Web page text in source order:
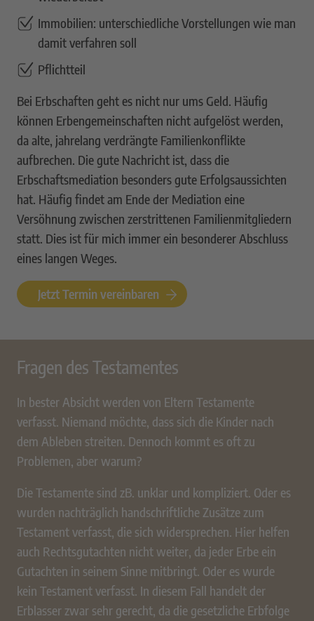
Immobilien: unterschiedliche Vorstellungen wie man
damit verfahren soll
Pflichtteil
Bei Erbschaften geht es nicht nur ums Geld. Häufig
können Erbengemeinschaften nicht aufgelöst werden,
da alte, jahrelang verdrängte Familienkonflikte
aufbrechen. Die gute Nachricht ist, dass die
Erbschaftsmediation besonders gute Erfolgsaussichten
hat. Häufig findet am Ende der Mediation eine
Versöhnung zwischen zerstrittenen Familienmitgliedern
statt. Dies ist für mich immer ein besonderer Abschluss
eines langen Weges.
Jetzt Termin vereinbaren
Fragen des Testamentes
In bester Absicht werden von Eltern Testamente
verfasst. Niemand möchte, dass sich die Kinder nach
dem Ableben streiten. Dennoch kommt es oft zu
Problemen, aber warum?
Die Testamente sind zB. unklar und kompliziert. Oder es
wurden nachträglich handschriftliche Zusätze zum
Testament verfasst, die sich widersprechen. Hier helfen
auch Rechtsgutachten nicht weiter, da jeder Erbe ein
Gutachten in seinem Sinne mitbringt. Oder es wurde
kein Testament verfasst. In diesem Fall handelt der
Erblasser zwar sehr gerecht, da die gesetzliche Erbfolge